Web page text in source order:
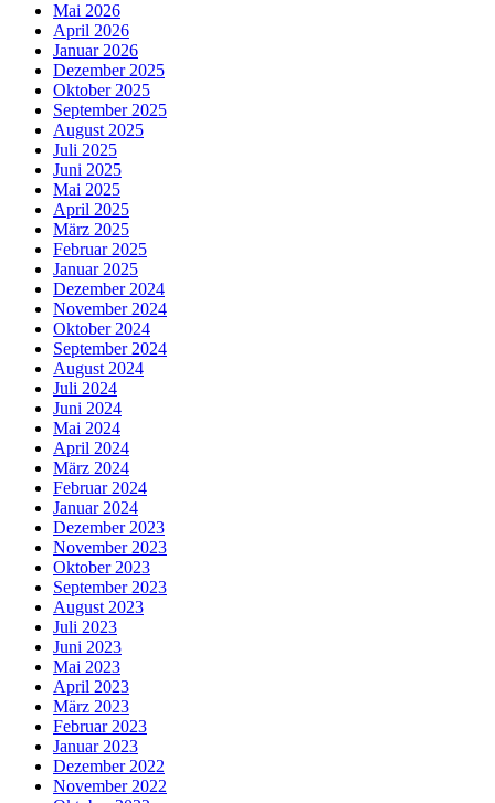
Mai 2026
April 2026
Januar 2026
Dezember 2025
Oktober 2025
September 2025
August 2025
Juli 2025
Juni 2025
Mai 2025
April 2025
März 2025
Februar 2025
Januar 2025
Dezember 2024
November 2024
Oktober 2024
September 2024
August 2024
Juli 2024
Juni 2024
Mai 2024
April 2024
März 2024
Februar 2024
Januar 2024
Dezember 2023
November 2023
Oktober 2023
September 2023
August 2023
Juli 2023
Juni 2023
Mai 2023
April 2023
März 2023
Februar 2023
Januar 2023
Dezember 2022
November 2022